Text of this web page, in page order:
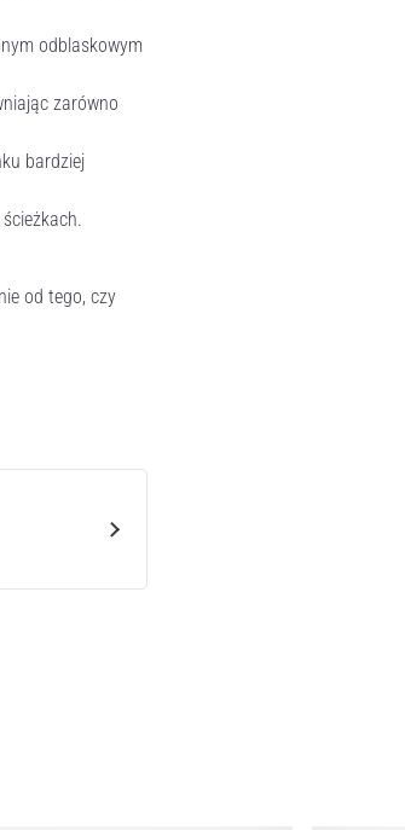
odblaskowym
zarówno
bardziej
od tego, czy